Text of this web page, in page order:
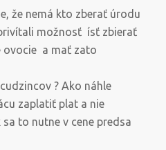
že nemá kto zberať úrodu
možnosť ísť zbierať
ovocie a mať zato
? Ako náhle
zaplatiť plat a nie
to nutne v cene predsa